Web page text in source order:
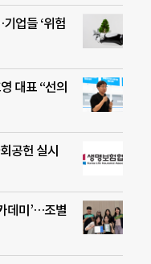
업들 ‘위험
대표 “선의
공헌 실시
데미’…조별